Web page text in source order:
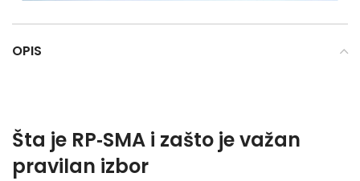
OPIS
Šta je RP‑SMA i zašto je važan
pravilan izbor